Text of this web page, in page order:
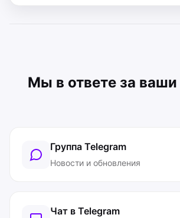
Мы в ответе за ваши
Группа Telegram
Новости и обновления
Чат в Telegram